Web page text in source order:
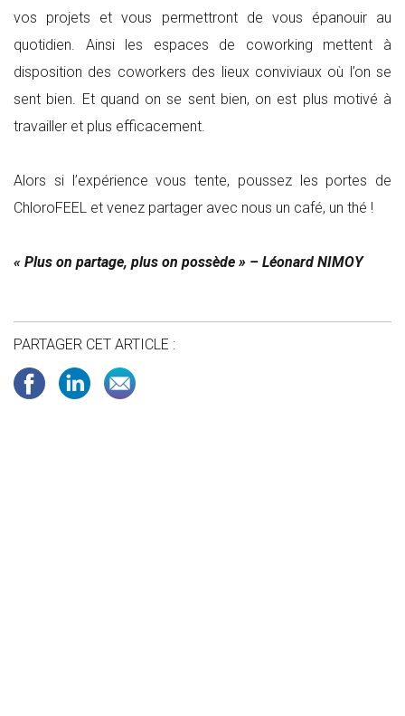
vos projets et vous permettront de vous épanouir au
quotidien. Ainsi les espaces de coworking mettent à
disposition des coworkers des lieux conviviaux où l’on se
sent bien. Et quand on se sent bien, on est plus motivé à
travailler et plus efficacement.
Alors si l’expérience vous tente, poussez les portes de
ChloroFEEL et venez partager avec nous un café, un thé !
« Plus on partage, plus on possède » – Léonard NIMOY
PARTAGER CET ARTICLE :